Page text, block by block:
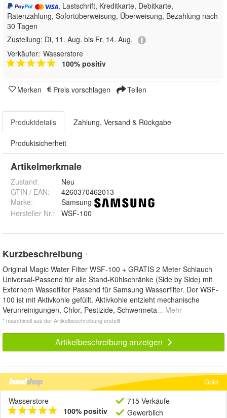
, Lastschrift, Kreditkarte, Debitkarte,
Ratenzahlung, Sofortüberweisung, Überweisung, Bezahlung nach
30 Tagen
Zustellung: Di, 11. Aug. bis Fr, 14. Aug.
Verkäufer: Wasserstore
100% positiv
Merken Preis vorschlagen Teilen
Produktdetails Zahlung, Versand & Rückgabe
Produktsicherheit
Artikelmerkmale
Zustand:
Neu
GTIN / EAN:
4260370462013
Marke:
Samsung
Hersteller Nr.:
WSF-100
Kurzbeschreibung *
Original Magic Water Filter WSF-100 + GRATIS 2 Meter Schlauch
Universal-Passend für alle Stand-Kühlschränke (Side by Side) mit
Externem Wassefilter Passend für Samsung Wasserfilter. Der WSF-
100 ist mit Aktivkohle gefüllt. Aktivkohle entzieht mechanische
Verunreinigungen, Chlor, Pestizide, Schwermeta... Mehr
* maschinell aus der Artikelbeschreibung erstellt
Artikelbeschreibung anzeigen
Gold
Wasserstore
100% positiv
715 Verkäufe
Gewerblich